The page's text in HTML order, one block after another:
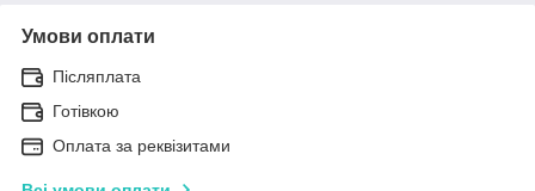
Умови оплати
Післяплата
Готівкою
Оплата за реквізитами